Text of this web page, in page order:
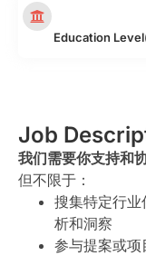
Education
Job
我们需要你支持和
但不限于：
搜集特定行
析和洞察
参与提案或